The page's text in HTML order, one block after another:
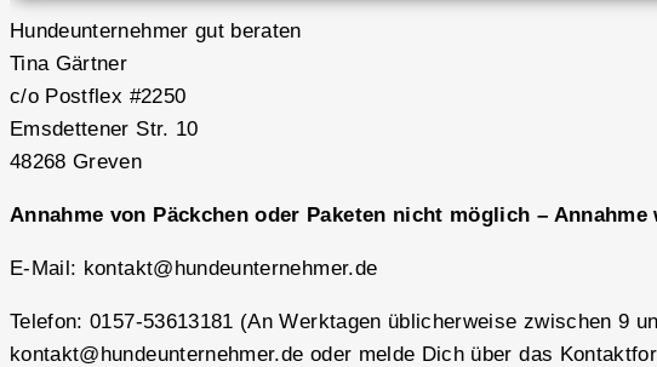
Hundeunternehmer gut beraten
Tina Gärtner
c/o Postflex #2250
Emsdettener Str. 10
48268 Greven
Annahme von Päckchen oder Paketen nicht möglich –
E-Mail: kontakt@hundeunternehmer.de
Telefon: 0157-53613181 (An Werktagen üblicherweise zwischen 9
kontakt@hundeunternehmer.de oder melde Dich über das